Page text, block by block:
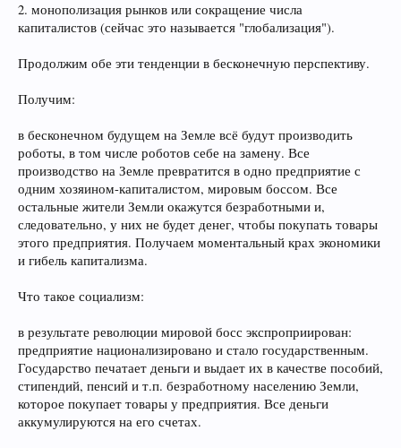
2. монополизация рынков или сокращение числа
капиталистов (сейчас это называется "глобализация").
Продолжим обе эти тенденции в бесконечную перспективу.
Получим:
в бесконечном будущем на Земле всё будут производить
роботы, в том числе роботов себе на замену. Все
производство на Земле превратится в одно предприятие с
одним хозяином-капиталистом, мировым боссом. Все
остальные жители Земли окажутся безработными и,
следовательно, у них не будет денег, чтобы покупать товары
этого предприятия. Получаем моментальный крах экономики
и гибель капитализма.
Что такое социализм:
в результате революции мировой босс экспроприирован:
предприятие национализировано и стало государственным.
Государство печатает деньги и выдает их в качестве пособий,
стипендий, пенсий и т.п. безработному населению Земли,
которое покупает товары у предприятия. Все деньги
аккумулируются на его счетах.